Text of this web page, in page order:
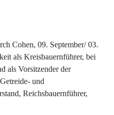
Cohen, 09. September/ 03.
als Kreisbauernführer, bei
als Vorsitzender der
und
Reichsbauernführer,